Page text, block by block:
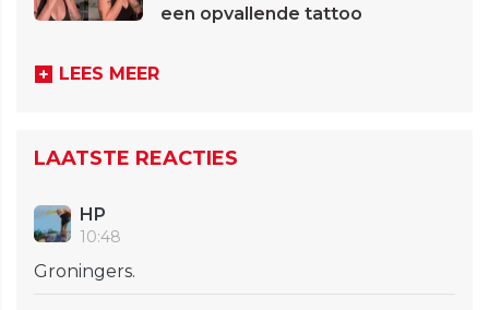
een opvallende tattoo
LEES MEER
LAATSTE REACTIES
HP
10:48
Groningers.